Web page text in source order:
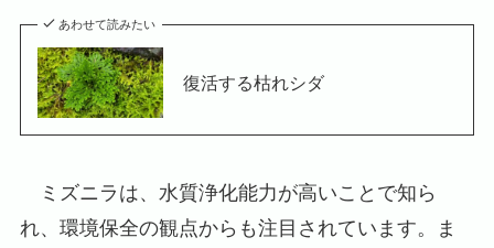
あわせて読みたい
復活する枯れシダ
ミズニラは、水質浄化能力が高いことで知ら
れ、環境保全の観点からも注目されています。ま